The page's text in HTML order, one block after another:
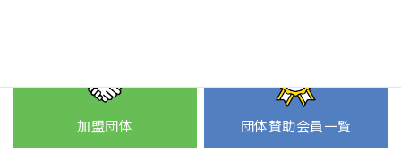
加盟団体 団体賛助会員一覧